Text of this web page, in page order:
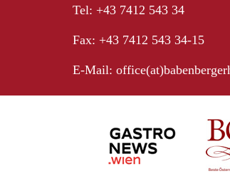
Tel: +43 7412 543 34
Fax: +43 7412 543 34-15
E-Mail: